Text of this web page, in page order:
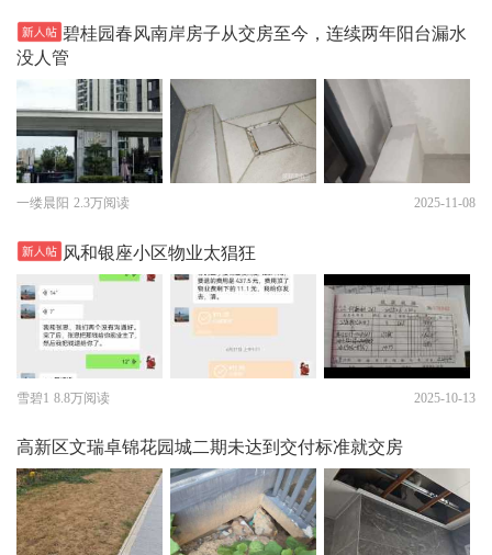
碧桂园春风南岸房子从交房至今，连续两年阳台漏水
没人管
一缕晨阳 2.3万阅读 2025-11-08
风和银座小区物业太猖狂
雪碧1 8.8万阅读 2025-10-13
高新区文瑞卓锦花园城二期未达到交付标准就交房